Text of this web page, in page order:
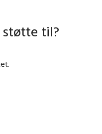
støtte til?